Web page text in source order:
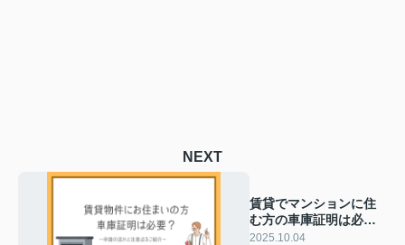
NEXT
賃貸でマンションに住
む方の車庫証明は必
要？申請の流れと注意
2025.10.04